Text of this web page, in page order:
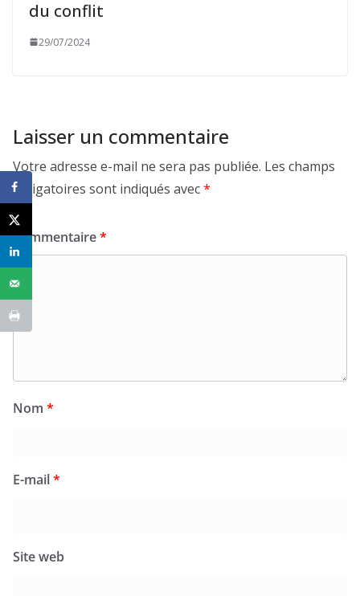
du conflit
29/07/2024
Laisser un commentaire
Votre adresse e-mail ne sera pas publiée. Les champs
obligatoires sont indiqués avec*
Commentaire*
Nom *
E-mail*
Site web